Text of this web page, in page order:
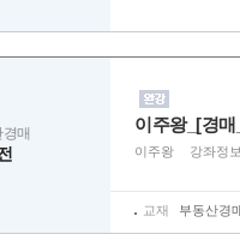
매 이주왕_[경
이주왕 강좌정
교재 부동산경